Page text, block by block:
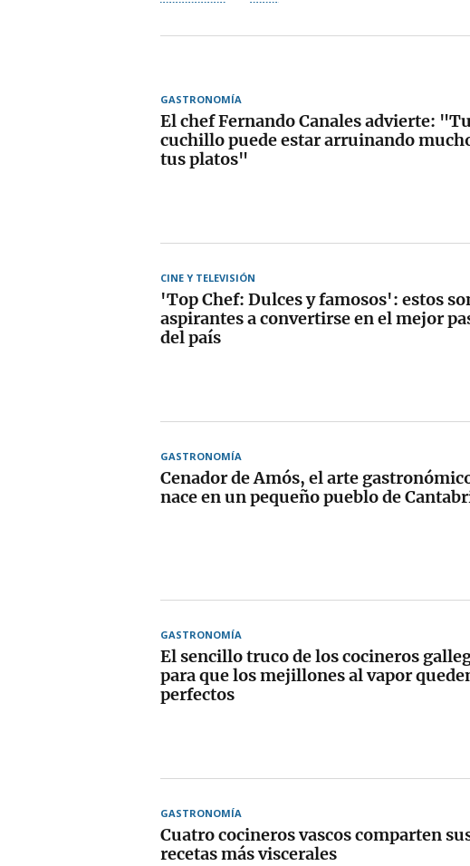
GASTRONOMÍA
El chef Fernando Canales advierte: "Tu
cuchillo puede estar arruinando
tus platos"
CINE Y TELEVISIÓN
'Top Chef: Dulces y famosos': estos
aspirantes a convertirse en el mejor
del país
GASTRONOMÍA
Cenador de Amós, el arte
nace en un pequeño pueblo de
GASTRONOMÍA
El sencillo truco de los cocineros
para que los mejillones al vapor
perfectos
GASTRONOMÍA
Cuatro cocineros vascos comparten
recetas más viscerales